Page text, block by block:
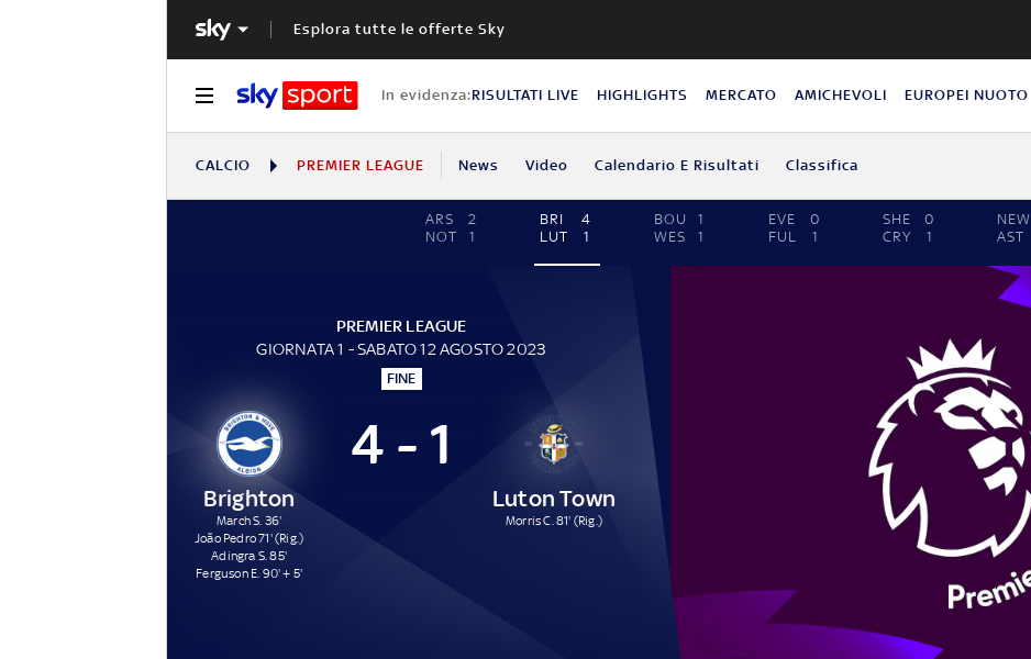
Esplora tutte le offerte Sky
In evidenza:RISULTATI LIVE HIGHLIGHTS MERCATO AMICHEVOLI EUROPEI NUOTO
CALCIO PREMIER LEAGUE News Video Calendario E Risultati Classifica
ARS
2
NOT
1
BRI
4
LUT
1
BOU
1
WES
1
EVE
0
FUL
1
SHE
0
CRY
1
NEW
AST
PREMIER LEAGUE
GIORNATA 1 - SABATO 12 AGOSTO 2023
FINE
Brighton
March S. 36'
João Pedro 71' (Rig.)
Adingra S. 85'
Ferguson E. 90' + 5'
4 - 1
Luton Town
Morris C. 81' (Rig.)